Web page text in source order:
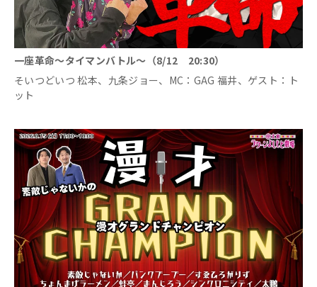
一座革命～タイマンバトル～（8/12 20:30）
そいつどいつ 松本、九条ジョー、MC：GAG 福井、ゲスト：ト
ット